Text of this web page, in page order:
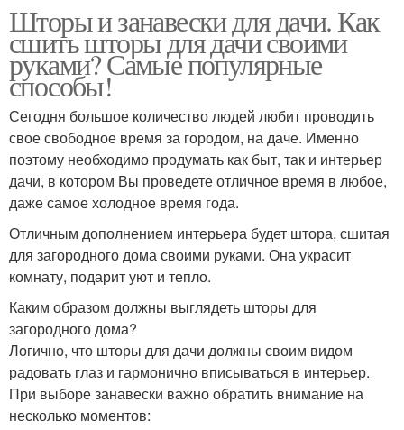
Шторы и занавески для дачи. Как
сшить шторы для дачи своими
руками? Самые популярные
способы!
Сегодня большое количество людей любит проводить
свое свободное время за городом, на даче. Именно
поэтому необходимо продумать как быт, так и интерьер
дачи, в котором Вы проведете отличное время в любое,
даже самое холодное время года.
Отличным дополнением интерьера будет штора, сшитая
для загородного дома своими руками. Она украсит
комнату, подарит уют и тепло.
Каким образом должны выглядеть шторы для
загородного дома?
Логично, что шторы для дачи должны своим видом
радовать глаз и гармонично вписываться в интерьер.
При выборе занавески важно обратить внимание на
несколько моментов: